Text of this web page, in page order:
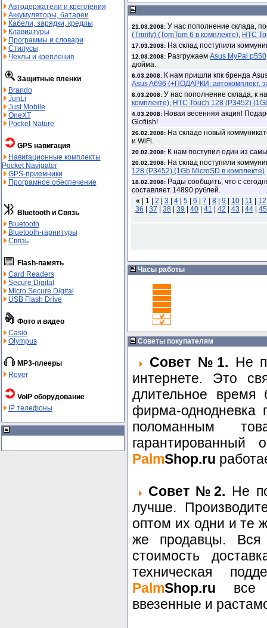
Автодержатели и крепления
Аккумуляторы, батареи
Кабели, зарядки, кредлы
Клавиатуры
Программы и словари
Стилусы
Чехлы и крепления
Защитные пленки
Brando
JunLi
Just Mobile
OneXT
Pocket Nature
GPS навигация
Навигационные комплекты
Pocket Navigator
GPS-приемники
Програмное обеспечение
Bluetooth и Связь
Bluetooth
Bluetooth-гарнитуры
Связь
Flash-память
Card Readers
Secure Digital
Micro Secure Digital
USB Flash Drive
Фото и видео
Casio
Olympus
MP3-плееры
Rover
VoIP оборудование
IP телефоны
21.03.2008: У нас пополнение склада,
(Trinity) (TomTom 6 в комплекте), HTC
17.03.2008: На склад поступили
12.03.2008: Разгружаем Asus MyPal p550
дюйма.
6.03.2008: К нам пришли кпк бренда
Asus A696 (+ПОДАРКИ:
6.03.2008: У нас пополнение склада, к
комплекте), HTC Touch 128 (P3452)
4.03.2008: Новая весенняя акция!
Glofiish!
26.02.2008: На складе новый
и WiFi.
20.02.2008: К нам поступил один из
20.02.2008: На склад поступили
128 (P3452) (1Gb MicroSD в комплекте)
18.02.2008: Рады сообщить, что с
составляет 14890 рублей.
«
1 | 2 3 4 5 6 7 8 9 10 11 12
36
37 38 39 40 41 42 43 44 45
Часы работы
Советы покупателям
Совет №1. Не
интернете. Это
длительное время
фирма-однодневка
поломанным
гарантированный
PalmShop.ru
Совет №2. Не
лучше.
оптом их одни и те
же продавцы. Вся
стоимость
техническая
PalmShop.ru все
ввезенные и